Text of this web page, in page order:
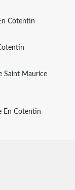
Cotentin
Saint Maurice
En Cotentin